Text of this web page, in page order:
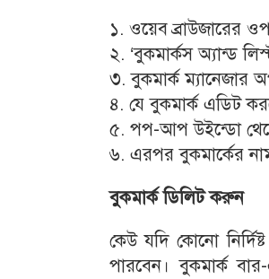
১. ওয়েব ব্রাউজারের
২. ‘বুকমার্কস অ্যান্ড
৩. বুকমার্ক ম্যানেজার
৪. যে বুকমার্ক এডিট
৫. পপ-আপ উইন্ডো
৬. এরপর বুকমার্কের
বুকমার্ক ডিলিট করুন
কেউ যদি কোনো
পারবেন। বুকমার্ক